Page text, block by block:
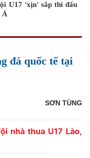
U17 'xịn' sắp thi đấu
Á
đá quốc tế tại
SƠN TÙNG
nhà thua U17 Lào,